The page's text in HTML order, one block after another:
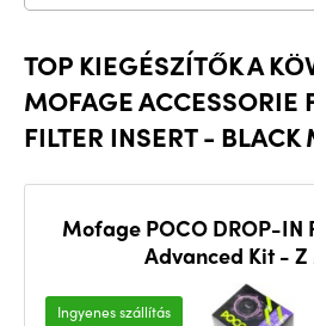
TOP KIEGÉSZÍTŐK A
MOFAGE ACCESSORIE
FILTER INSERT -
Mofage POCO DROP-IN
Advanced Kit - Z
Ingyenes szállítás